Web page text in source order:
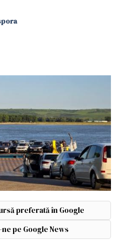
preferată în Google
pe Google News